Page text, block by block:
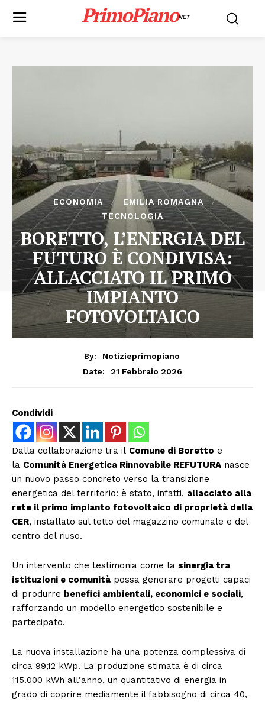
PrimoPianoNET
ECONOMIA
EMILIA ROMAGNA
TECNOLOGIA
BORETTO, L’ENERGIA DEL
FUTURO È CONDIVISA:
ALLACCIATO IL PRIMO
IMPIANTO
FOTOVOLTAICO
By:
Notizieprimopiano
Date:
21 Febbraio 2026
Condividi
Dalla collaborazione tra il Comune di Boretto e
la Comunità Energetica Rinnovabile REFUTURA nasce
un nuovo passo concreto verso la transizione
energetica del territorio: è stato, infatti, allacciato alla
rete il primo impianto fotovoltaico di proprietà della
CER, installato sul tetto del magazzino comunale e del
centro del riuso.
Un intervento che testimonia come la sinergia tra
istituzioni e comunità possa generare progetti capaci
di produrre benefici ambientali, economici e sociali,
rafforzando un modello energetico sostenibile e
partecipato.
La nuova installazione ha una potenza complessiva di
circa 99,12 kWp. La produzione stimata è di circa
115.000 kWh all’anno, un quantitativo di energia in
grado di coprire mediamente il fabbisogno di circa 40,